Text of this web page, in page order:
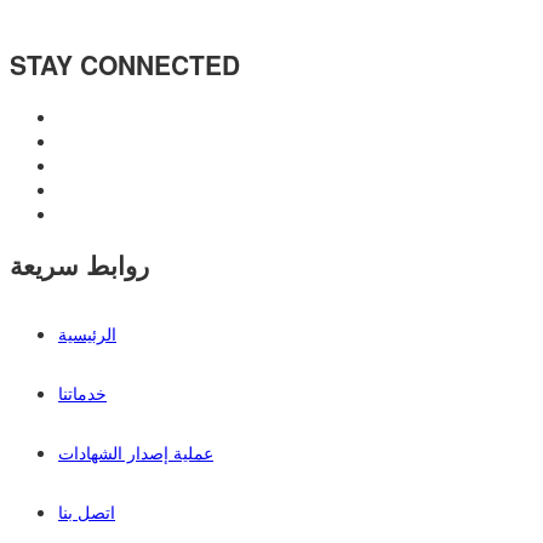
STAY CONNECTED
روابط سريعة
الرئيسية
خدماتنا
عملية إصدار الشهادات
اتصل بنا